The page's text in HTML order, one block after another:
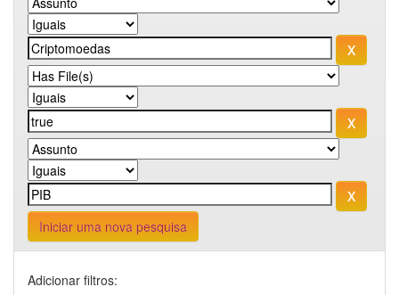
Iniciar uma nova pesquisa
Adicionar filtros: